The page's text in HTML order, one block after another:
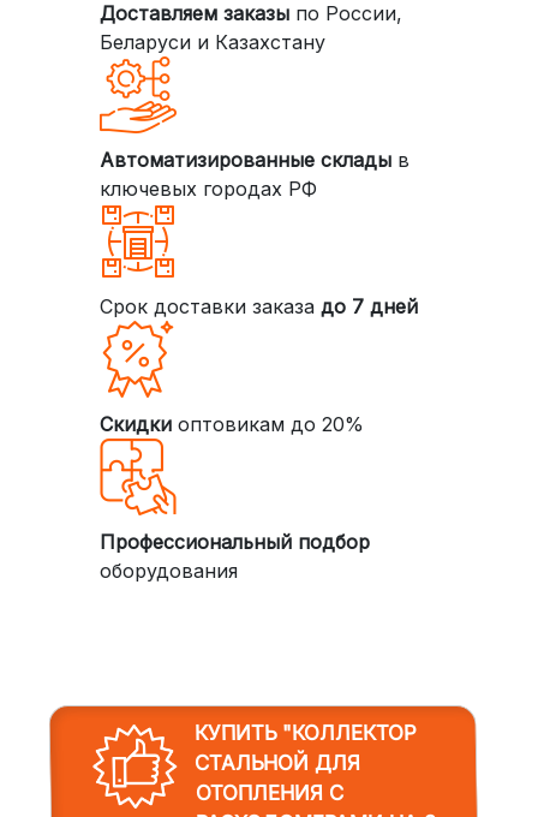
Доставляем заказыпо России,
Беларуси и Казахстану
Автоматизированные складыв
ключевых городах РФ
Срок доставки заказа до 7 дней
Скидкиоптовикам до 20%
Профессиональный подбор
оборудования
КУПИТЬ "КОЛЛЕКТОР
СТАЛЬНОЙ ДЛЯ
ОТОПЛЕНИЯ C